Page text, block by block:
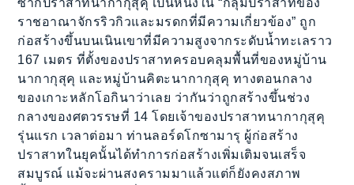
ซากปราสาทนากากุสุคุ เป็นหนึ่งใน “กลุ่มปราสาทของ
ราชอาณาจักรริวกิวและมรดกที่มีความเกี่ยวข้อง” ถูก
ก่อสร้างขึ้นบนเนินเขาที่มีความสูงจากระดับน้ำทะเลราว
167 เมตร ที่ตั้งของปราสาทครอบคลุมพื้นที่ของหมู่บ้าน
นากากุสุคุ และหมู่บ้านคิตะนากากุสุคุ ทางตอนกลาง
ของเกาะหลักโอกินาว่าเลย ว่ากันว่าถูกสร้างขึ้นช่วง
กลางของศตวรรษที่ 14 โดยเจ้าของปราสาทนากากุสุคุ
รุ่นแรก เวลาต่อมา ท่านลอร์ดโกซามารุ ผู้ก่อสร้าง
ปราสาทในยุคนั้นได้ทำการก่อสร้างเพิ่มเติมจนเสร็จ
สมบูรณ์ แม้จะผ่านสงครามมาแล้วแต่ก็ยังคงสภาพ